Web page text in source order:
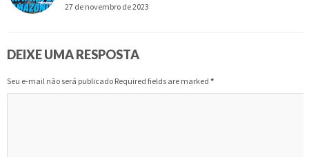
27 de novembro de 2023
DEIXE UMA RESPOSTA
Seu e-mail não será publicado Required fields are marked *